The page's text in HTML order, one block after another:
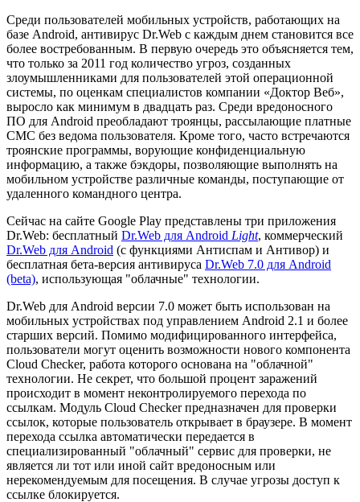
Среди пользователей мобильных устройств, работающих на
базе Android, антивирус Dr.Web с каждым днем становится все
более востребованным. В первую очередь это объясняется тем,
что только за 2011 год количество угроз, созданных
злоумышленниками для пользователей этой операционной
системы, по оценкам специалистов компании «Доктор Веб»,
выросло как минимум в двадцать раз. Среди вредоносного
ПО для Android преобладают троянцы, рассылающие платные
СМС без ведома пользователя. Кроме того, часто встречаются
троянские программы, ворующие конфиденциальную
информацию, а также бэкдоры, позволяющие выполнять на
мобильном устройстве различные команды, поступающие от
удаленного командного центра.
Сейчас на сайте Google Play представлены три приложения
Dr.Web: бесплатный Dr.Web для Android Light, коммерческий
Dr.Web для Android (с функциями Антиспам и Антивор) и
бесплатная бета-версия антивируса Dr.Web 7.0 для Android
(beta), использующая "облачные" технологии.
Dr.Web для Android версии 7.0 может быть использован на
мобильных устройствах под управлением Android 2.1 и более
старших версий. Помимо модифицированного интерфейса,
пользователи могут оценить возможности нового компонента
Cloud Checker, работа которого основана на "облачной"
технологии. Не секрет, что большой процент заражений
происходит в момент неконтролируемого перехода по
ссылкам. Модуль Cloud Checker предназначен для проверки
ссылок, которые пользователь открывает в браузере. В момент
перехода ссылка автоматически передается в
специализированный "облачный" сервис для проверки, не
является ли тот или иной сайт вредоносным или
нерекомендуемым для посещения. В случае угрозы доступ к
ссылке блокируется.